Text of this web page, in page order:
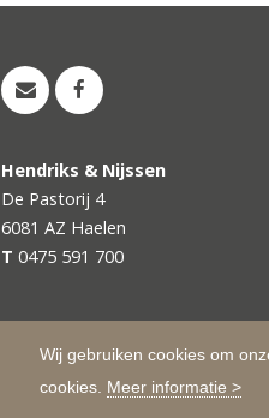
Wij gebruiken cookies om
cookies. Meer informatie >
Hendriks & Nijssen
De Pastorij 4
6081 AZ Haelen
T 0475 591 700